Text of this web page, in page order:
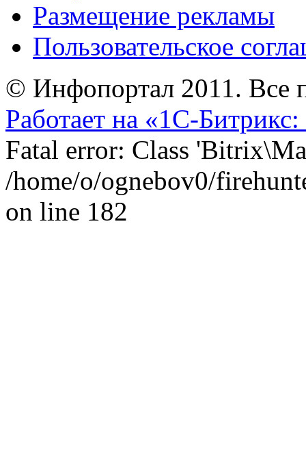
Размещение рекламы
Пользовательское
© Инфопортал 2011. Все
Работает на «1С-
Fatal error: Class
/home/o/ognebov0/
on line 182